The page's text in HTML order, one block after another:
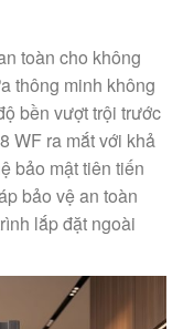
toàn cho không
thông minh không
bền vượt trội trước
WF ra mắt với khả
bảo mật tiên tiến
bảo vệ an toàn
lắp đặt ngoài